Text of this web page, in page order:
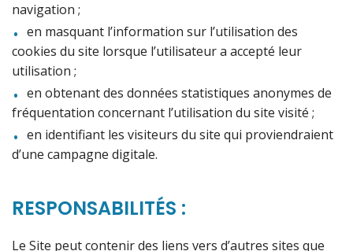
navigation ;
en masquant l’information sur l’utilisation des
cookies du site lorsque l’utilisateur a accepté leur
utilisation ;
en obtenant des données statistiques anonymes de
fréquentation concernant l’utilisation du site visité ;
en identifiant les visiteurs du site qui proviendraient
d’une campagne digitale.
RESPONSABILITÉS :
Le Site peut contenir des liens vers d’autres sites que